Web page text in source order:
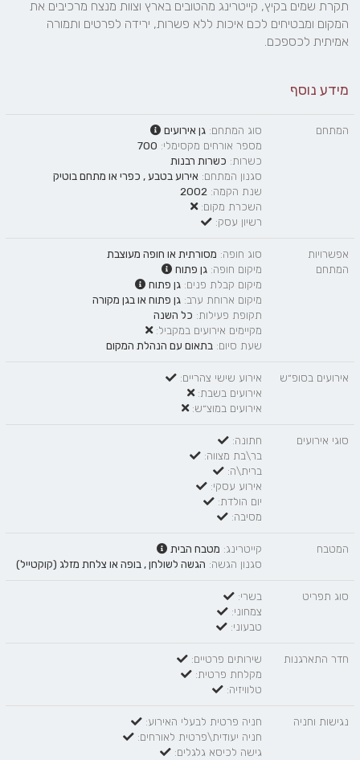
אמיתית לכספכם.
מידע נוסף
המתחם סוג המתחם:גן אירועים
מספר אורחים מקסימלי: 700
כשרות: כשרות רבנות
סגנון המתחם: אירוע בטבע, כפרי או מתחם בוטיק
שנת הקמה: 2002
השכרת מקום:
רשיון עסק:
אפשרויות
המתחם
סוג חופה: מסורתית או חופה מעוצבת
מיקום חופה:גן פתוח
מיקום קבלת פנים:גן פתוח
מיקום ארוחת ערב:גן פתוח או בגן מקורה
תקופת פעילות: כל השנה
מקיימים אירועים במקביל:
שעת סיום: בתאום עם הנהלת המקום
אירועים בסופ״ש
אירוע שישי צהריים:
אירועים בשבת:
אירועים במוצ״ש:
סוגי אירועים
חתונה:
בר\בת מצווה:
ברית\ה:
אירוע עסקי:
יום הולדת:
מסיבה:
המטבח קייטרינג: מטבח הבית
סגנון הגשה: הגשה לשולחן, בופה או צלחת מזלג (קוקטייל)
סוג תפריט
בשרי:
צמחוני:
טבעוני:
חדר התארגנות
שירותים פרטיים:
מקלחת פרטית:
טלוויזיה:
נגישות וחניה
חניה פרטית לבעלי האירוע:
חניה יעודית\פרטית לאורחים:
גישה לכיסא גלגלים: